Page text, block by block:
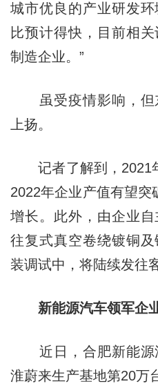
城市优良的产业研发
比预计得快，目前相
制造企业。”
虽受疫情影响，但
上扬。
记者了解到，2021
2022年企业产值有望
增长。此外，由企业
往复式真空卷绕镀铜
装调试中，将陆续发往
新能源汽车领军企
近日，合肥新能源
淮蔚来生产基地第20万